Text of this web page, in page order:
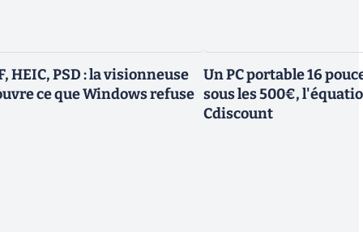
HEIC, PSD : la visionneuse
ce que Windows refuse
Un PC portable 16
sous les 500€,
Cdiscount